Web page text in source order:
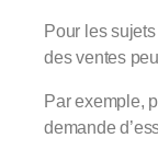
Pour les
des ventes
Par exemple,
demande